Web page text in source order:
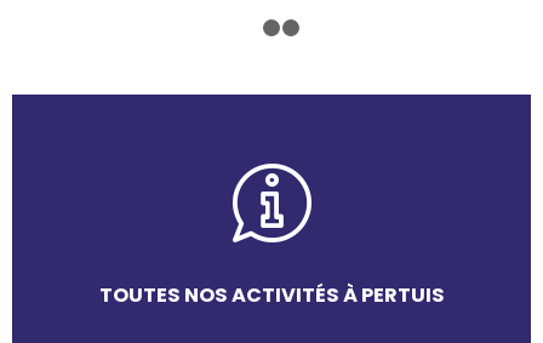
TOUTES NOS ACTIVITÉS À PERTUIS